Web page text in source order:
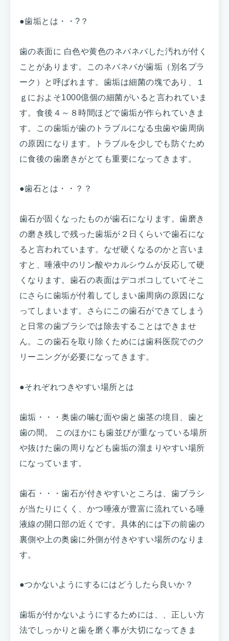
●歯垢とは・・?？
歯の表面に 白色や黄色のネバネバした汚れが付く
ことがあります。このネバネバが歯垢（別名プラ
ーク）と呼ばれます。歯垢は細菌の塊であり、１
ｇにおよそ1000億個の細菌がいると言われていま
す。食後４～８時間ほどで歯垢が作られていきま
す。この歯垢が歯のトラブルになる虫歯や歯周病
の原因になります。トラブルを少しでも防ぐため
に食後の歯磨きがとても重要になってきます。
●歯石とは・・？？
歯石が固くなったものが歯石になります。歯磨き
の磨き残しで残った歯垢が２日くらいで歯石にな
ると言われています。なぜ硬くなるのかと言いま
すと、唾液中のリン酸やカルシウムが反応して硬
くなります。歯石の表面はデコボコしていてそこ
にさらに歯垢が付着してしまい歯周病の原因にな
ってしまいます。さらにこの歯石ができてしまう
と日常の歯ブラシでは除去することはできませ
ん。この歯石を取り除くためには歯科医院でのク
リーニングが必要になってきます。
●それぞれつきやすい場所とは
歯垢・・・奥歯の噛む面や歯と歯茎の境目、歯と
歯の間。 このほかにも歯並びが重なっている場所
や抜けた歯の周りなども歯垢の溜まりやすい場所
になっています。
歯石・・・歯石が付きやすいところは、歯ブラシ
が当たりにくく、かつ唾液が豊富に流れている唾
液線の開口部の近くです。具体的には下の前歯の
裏側や上の奥歯に外側が付きやすい場所のなりま
す。
●つかないようにするにはどうしたら良いか？
歯垢が付かないようにするためには、、正しい方
法でしっかりと歯を磨く事が大切になってきま